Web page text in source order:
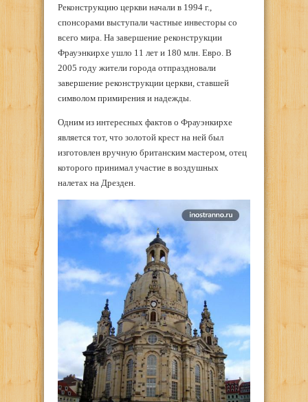
Реконструкцию церкви начали в 1994 г.,
спонсорами выступали частные инвесторы со
всего мира. На завершение реконструкции
Фрауэнкирхе ушло 11 лет и 180 млн. Евро. В
2005 году жители города отпраздновали
завершение реконструкции церкви, ставшей
символом примирения и надежды.
Одним из интересных фактов о Фрауэнкирхе
является тот, что золотой крест на ней был
изготовлен вручную британским мастером, отец
которого принимал участие в воздушных
налетах на Дрезден.